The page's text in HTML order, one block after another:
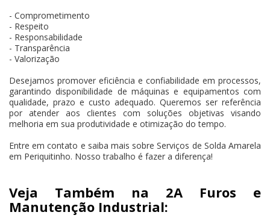
- Comprometimento
- Respeito
- Responsabilidade
- Transparência
- Valorização
Desejamos promover eficiência e confiabilidade em processos,
garantindo disponibilidade de máquinas e equipamentos com
qualidade, prazo e custo adequado. Queremos ser referência
por atender aos clientes com soluções objetivas visando
melhoria em sua produtividade e otimização do tempo.
Entre em contato e saiba mais sobre Serviços de Solda Amarela
em Periquitinho. Nosso trabalho é fazer a diferença!
Veja Também na 2A Furos e
Manutenção Industrial: